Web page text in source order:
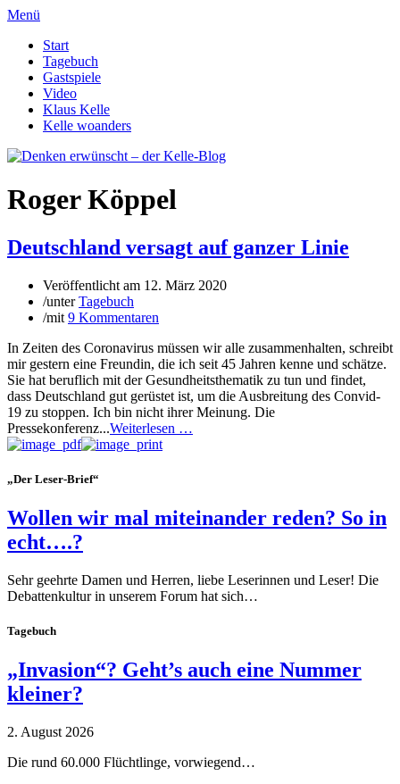
Menü
Start
Tagebuch
Gastspiele
Video
Klaus Kelle
Kelle woanders
Roger Köppel
Deutschland versagt auf ganzer Linie
Veröffentlicht am 12. März 2020
/unterTagebuch
/mit 9 Kommentaren
In Zeiten des Coronavirus müssen wir alle zusammenhalten, schreibt
mir gestern eine Freundin, die ich seit 45 Jahren kenne und schätze.
Sie hat beruflich mit der Gesundheitsthematik zu tun und findet,
dass Deutschland gut gerüstet ist, um die Ausbreitung des Convid-
19 zu stoppen. Ich bin nicht ihrer Meinung. Die
Pressekonferenz...Weiterlesen …
„Der Leser-Brief“
Wollen wir mal miteinander reden? So in
echt….?
Sehr geehrte Damen und Herren, liebe Leserinnen und Leser! Die
Debattenkultur in unserem Forum hat sich…
Tagebuch
„Invasion“? Geht’s auch eine Nummer
kleiner?
2. August 2026
Die rund 60.000 Flüchtlinge, vorwiegend…